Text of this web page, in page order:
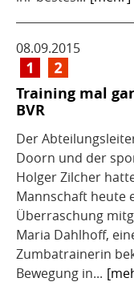
08.09.2015
Training mal
BVR
Der
Doorn und der
Holger Zilcher
Mannschaft heute
Überraschung
Maria Dahlhoff,
Zumbatrainerin
Bewegung in...